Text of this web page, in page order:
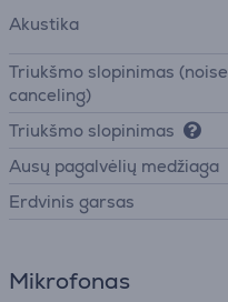
Akustika
Triukšmo slopinimas (noise
canceling)
Triukšmo slopinimas
Ausų pagalvėlių medžiaga
Erdvinis garsas
Mikrofonas